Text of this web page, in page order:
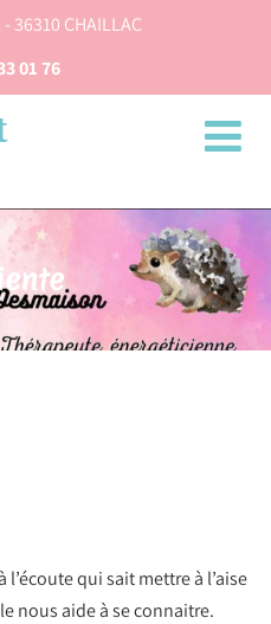
36310 CHAILLAC
01 76
qui sait mettre à l’aise
nous aide à se connaitre.